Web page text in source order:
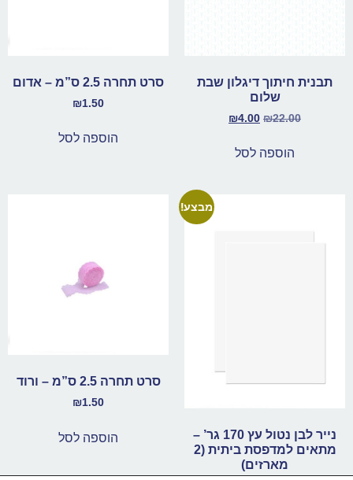
תבנית חיתוך דיגלון שבת
שלום
₪22.00
₪4.00
הוספה לסל
סרט תחרה 2.5 ס”מ – אדום
₪1.50
הוספה לסל
מבצע!
נייר לבן נטול עץ 170 גר’ –
מתאים למדפסת ביתית (2
מארזים)
סרט תחרה 2.5 ס”מ – ורוד
₪1.50
הוספה לסל